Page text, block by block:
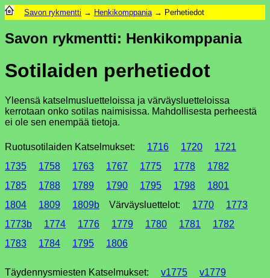
Savon rykmentti → Henkikomppania→ Perhetiedot
Savon rykmentti: Henkikomppania
Sotilaiden perhetiedot
Yleensä katselmusluetteloissa ja värväysluetteloissa
kerrotaan onko sotilas naimisissa. Mahdollisesta perheestä
ei ole sen enempää tietoja.
Ruotusotilaiden Katselmukset: 1716 1720
1721
1735
1758 1763 1767 1775 1778
1782
1785
1788 1789 1790 1795 1798
1801
1804
1809 1809b Värväysluettelot: 1770
1773
1773b
1774 1776 1779 1780 1781
1782
1783
1784 1795 1806
Täydennysmiesten Katselmukset: v1775
v1779